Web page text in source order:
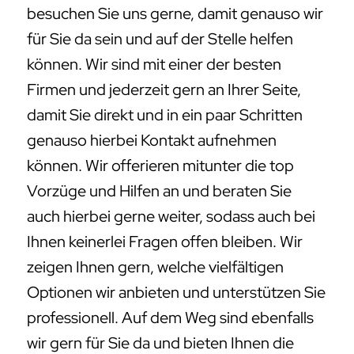
besuchen Sie uns gerne, damit genauso wir
für Sie da sein und auf der Stelle helfen
können. Wir sind mit einer der besten
Firmen und jederzeit gern an Ihrer Seite,
damit Sie direkt und in ein paar Schritten
genauso hierbei Kontakt aufnehmen
können. Wir offerieren mitunter die top
Vorzüge und Hilfen an und beraten Sie
auch hierbei gerne weiter, sodass auch bei
Ihnen keinerlei Fragen offen bleiben. Wir
zeigen Ihnen gern, welche vielfältigen
Optionen wir anbieten und unterstützen Sie
professionell. Auf dem Weg sind ebenfalls
wir gern für Sie da und bieten Ihnen die